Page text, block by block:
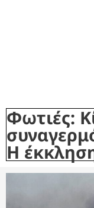
Φωτιές:
Η